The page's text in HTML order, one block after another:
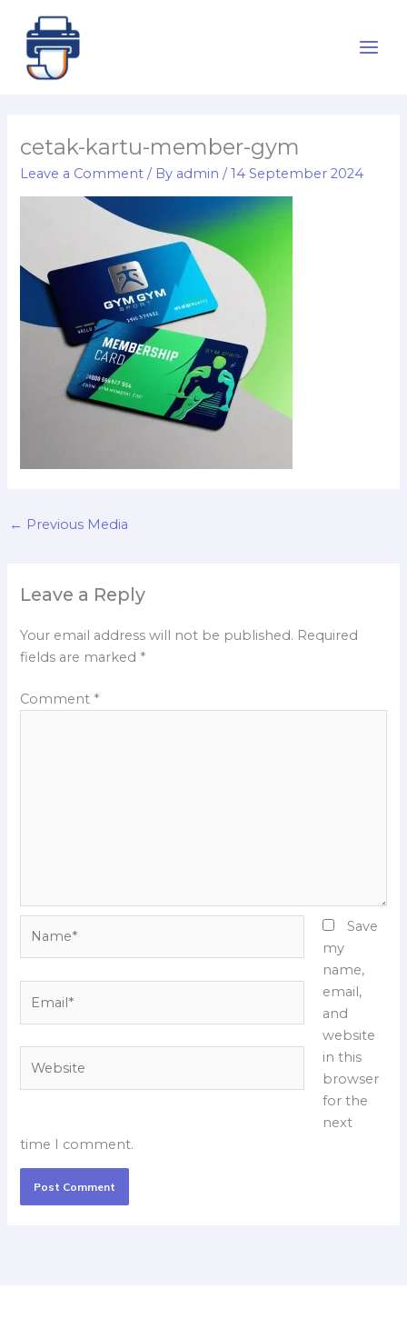
content
cetak-kartu-member-gym
Leave a Comment / By admin/14 September 2024
← Previous Media
Leave a Reply
Your email address will not be published. Required
fields are marked *
Comment *
Save
my
name,
email,
and
website
in this
browser
for the
next
time I comment.